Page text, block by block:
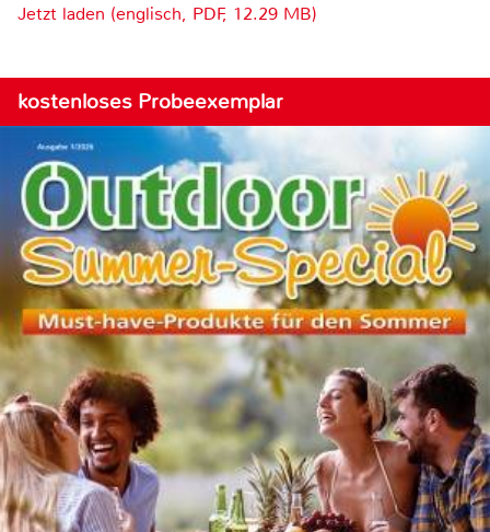
Jetzt laden (englisch, PDF, 12.29 MB)
kostenloses Probeexemplar